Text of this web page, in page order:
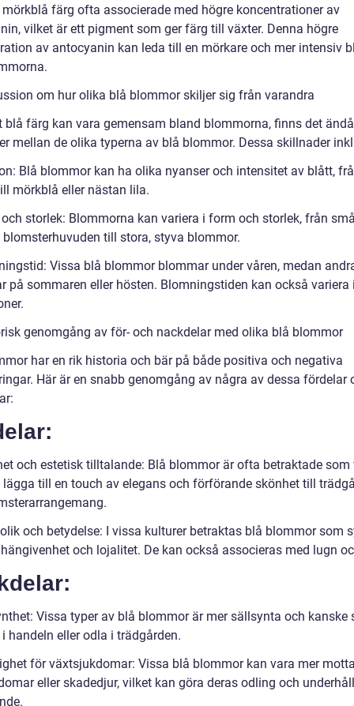
färg ofta associerade med högre koncentrationer av
vilket är ett pigment som ger färg till växter. Denna högre
av antocyanin kan leda till en mörkare och mer intensiv
om hur olika blå blommor skiljer sig från varandra
blå färg kan vara gemensam bland blommorna, finns det
mellan de olika typerna av blå blommor. Dessa skillnader
Blå blommor kan ha olika nyanser och intensitet av blått,
mörkblå eller nästan lila.
storlek: Blommorna kan variera i form och storlek, från
till stora, styva blommor.
Vissa blå blommor blommar under våren, medan
på sommaren eller hösten. Blomningstiden kan också variera
genomgång av för- och nackdelar med olika blå blommor
har en rik historia och bär på både positiva och negativa
Här är en snabb genomgång av några av dessa fördelar
och estetisk tilltalande: Blå blommor är ofta betraktade som
lägga till en touch av elegans och förförande skönhet till
och betydelse: I vissa kulturer betraktas blå blommor som
och lojalitet. De kan också associeras med lugn
Vissa typer av blå blommor är mer sällsynta och kanske
handeln eller odla i trädgården.
för växtsjukdomar: Vissa blå blommor kan vara mer
eller skadedjur, vilket kan göra deras odling och